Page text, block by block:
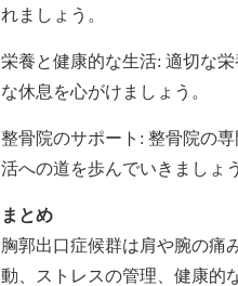
れましょう。
栄養と健康的な生活: 適切な
な休息を心がけましょう。
整骨院のサポート: 整骨院の
活への道を歩んでいきましょう
まとめ
胸郭出口症候群は肩や腕の痛
動、ストレスの管理、健康的